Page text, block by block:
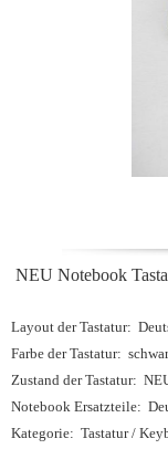
NEU Notebook
Layout der Tastatur:
Farbe der Tastatur:
Zustand der Tastatur:
Notebook Ersatzteile:
Kategorie: Tastatur /